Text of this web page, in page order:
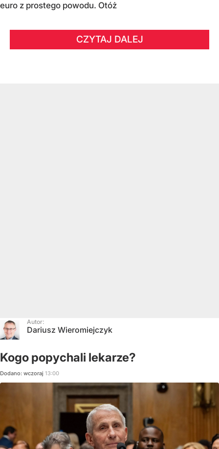
euro z prostego powodu. Otóż
CZYTAJ DALEJ
Autor:
Dariusz Wieromiejczyk
Kogo popychali lekarze?
Dodano: wczoraj 13:00